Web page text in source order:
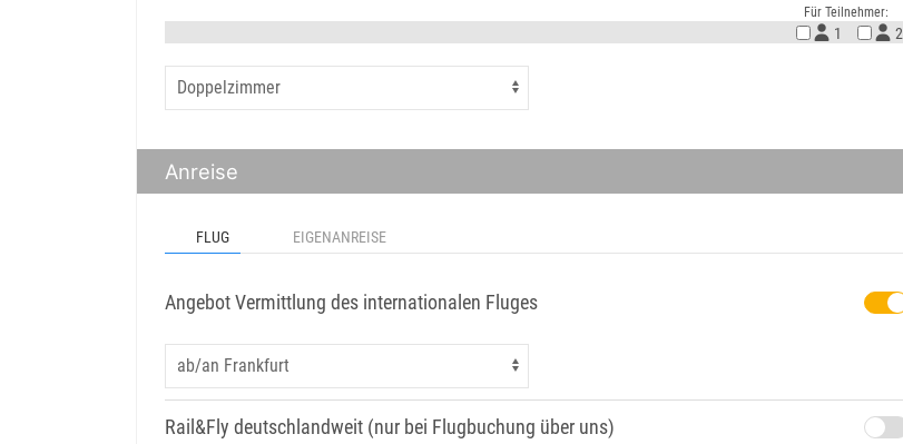
Für Teilnehmer:
1 2
Anreise
FLUG EIGENANREISE
Angebot Vermittlung des internationalen Fluges
Rail&Fly deutschlandweit (nur bei Flugbuchung über uns)